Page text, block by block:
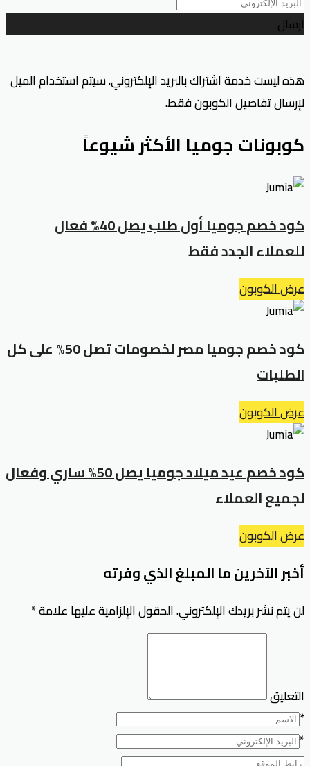
ارسال
هذه ليست خدمة اشتراك بالبريد الإلكتروني. سيتم استخدام الميل
لإرسال تفاصيل الكوبون فقط.
كوبونات جوميا الأكثر شيوعاً
كود خصم جوميا أول طلب يصل 40% فعال
للعملاء الجدد فقط
عرض الكوبون
كود خصم جوميا مصر لخصومات تصل 50% على كل
الطلبات
عرض الكوبون
كود خصم عيد ميلاد جوميا يصل 50% ساري وفعال
لجميع العملاء
عرض الكوبون
أخبر الآخرين ما المبلغ الذي وفرته
لن يتم نشر بريدك الإلكتروني.الحقول الإلزامية عليها علامة*
التعليق
*
*